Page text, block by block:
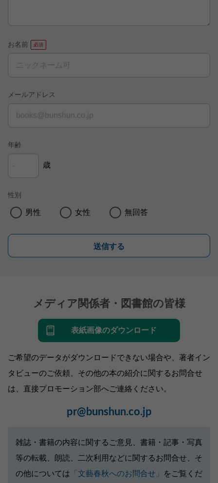
お名前
メールアドレス
年齢
歳
性別
男性 女性 無回答
送信する
メディア関係者・図書館の皆様
表紙画像のダウンロード
ご希望のデータがダウンロードできない場合や、著者イン
タビューのご依頼、その他の本の紹介に関するお問合せ
は、直接プロモーション部へご連絡ください。
pr@bunshun.co.jp
雑誌・書籍の内容に関するご意見、書籍・記事・写真
等の転載、朗読、二次利用などに関するお問合せ、そ
の他については 「文藝春秋へのお問合せ」 をご覧くだ